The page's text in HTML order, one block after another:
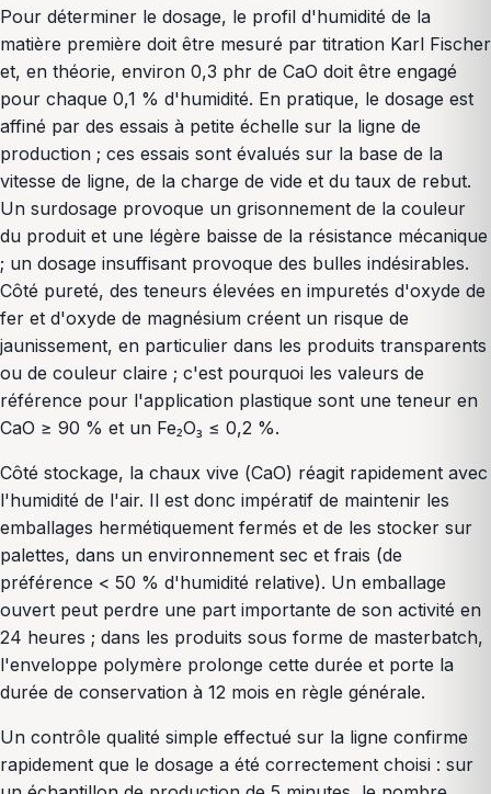
Pour déterminer le dosage, le profil d'humidité de la
matière première doit être mesuré par titration Karl Fischer
et, en théorie, environ 0,3 phr de CaO doit être engagé
pour chaque 0,1 % d'humidité. En pratique, le dosage est
affiné par des essais à petite échelle sur la ligne de
production ; ces essais sont évalués sur la base de la
vitesse de ligne, de la charge de vide et du taux de rebut.
Un surdosage provoque un grisonnement de la couleur
du produit et une légère baisse de la résistance mécanique
; un dosage insuffisant provoque des bulles indésirables.
Côté pureté, des teneurs élevées en impuretés d'oxyde de
fer et d'oxyde de magnésium créent un risque de
jaunissement, en particulier dans les produits transparents
ou de couleur claire ; c'est pourquoi les valeurs de
référence pour l'application plastique sont une teneur en
CaO ≥ 90 % et un Fe₂O₃ ≤ 0,2 %.
Côté stockage, la chaux vive (CaO) réagit rapidement avec
l'humidité de l'air. Il est donc impératif de maintenir les
emballages hermétiquement fermés et de les stocker sur
palettes, dans un environnement sec et frais (de
préférence < 50 % d'humidité relative). Un emballage
ouvert peut perdre une part importante de son activité en
24 heures ; dans les produits sous forme de masterbatch,
l'enveloppe polymère prolonge cette durée et porte la
durée de conservation à 12 mois en règle générale.
Un contrôle qualité simple effectué sur la ligne confirme
rapidement que le dosage a été correctement choisi : sur